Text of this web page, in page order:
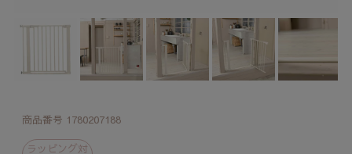
商品番号 1780207188
ラッピング対